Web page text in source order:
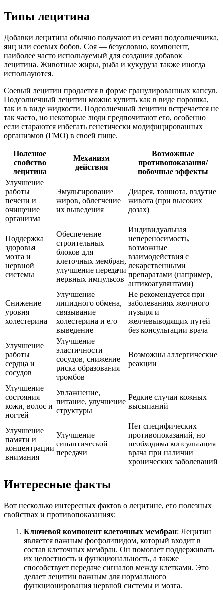
Типы лецитина
Добавки лецитина обычно получают из семян подсолнечника,
яиц или соевых бобов. Соя — безусловно, компонент,
наиболее часто используемый для создания добавок
лецитина. Животные жиры, рыба и кукуруза также иногда
используются.
Соевый лецитин продается в форме гранулированных капсул.
Подсолнечный лецитин можно купить как в виде порошка,
так и в виде жидкости. Подсолнечный лецитин встречается не
так часто, но некоторые люди предпочитают его, особенно
если стараются избегать генетически модифицированных
организмов (ГМО) в своей пище.
Полезное
свойство
лецитина
Механизм
действия
Возможные
противопоказания/
побочные эффекты
Улучшение
работы
печени и
очищение
организма
Эмульгирование
жиров, облегчение
их выведения
Диарея, тошнота, вздутие
живота (при высоких
дозах)
Поддержка
здоровья
мозга и
нервной
системы
Обеспечение
строительных
блоков для
клеточных мембран,
улучшение передачи
нервных импульсов
Индивидуальная
непереносимость,
возможные
взаимодействия с
лекарственными
препаратами (например,
антикоагулянтами)
Снижение
уровня
холестерина
Улучшение
липидного обмена,
связывание
холестерина и его
выведение
Не рекомендуется при
заболеваниях желчного
пузыря и
желчевыводящих путей
без консультации врача
Улучшение
работы
сердца и
сосудов
Улучшение
эластичности
сосудов, снижение
риска образования
тромбов
Возможны аллергические
реакции
Улучшение
состояния
кожи, волос и
ногтей
Увлажнение,
питание, улучшение
структуры
Редкие случаи кожных
высыпаний
Улучшение
памяти и
концентрации
внимания
Улучшение
синаптической
передачи
Нет специфических
противопоказаний, но
необходима консультация
врача при наличии
хронических заболеваний
Интересные факты
Вот несколько интересных фактов о лецитине, его полезных
свойствах и противопоказаниях:
Ключевой компонент клеточных мембран: Лецитин
является важным фосфолипидом, который входит в
состав клеточных мембран. Он помогает поддерживать
их целостность и функциональность, а также
способствует передаче сигналов между клетками. Это
делает лецитин важным для нормального
функционирования нервной системы и мозга.